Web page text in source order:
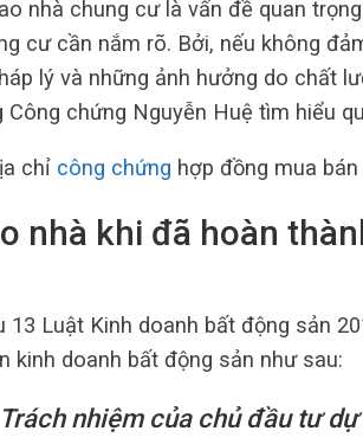
nhà chung cư là vấn đề quan
cư cần nắm rõ. Bởi, nếu không
lý và những ảnh hưởng do chất
Công chứng Nguyễn Huệ tìm hiểu
chỉ công chứng hợp đồng mua
nhà khi đã hoàn
13 Luật Kinh doanh bất động sản
kinh doanh bất động sản như sau:
nhiệm của chủ đầu tư